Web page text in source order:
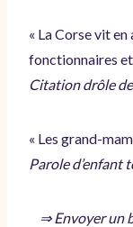
« La Corse vit
fonctionnaires
Citation drôle
« Les grand-
Parole d’enfant
⇒ Envoyer un